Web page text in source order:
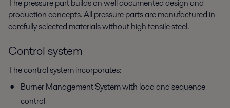
The pressure part builds on well documented design and
production concepts. All pressure parts are manufactured in
carefully selected materials without high tensile steel.
Control system
The control system incorporates:
Burner Management System with load and sequence
control